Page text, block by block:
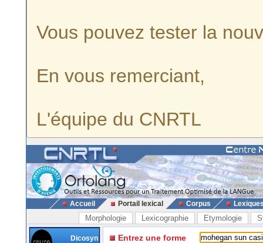
Vous pouvez tester la
En vous remerciant,
L'équipe du CNRTL
Accueil Portail lexical Corpus
Morphologie Lexicographie Etymologie
Dicosyn
Entrez une forme